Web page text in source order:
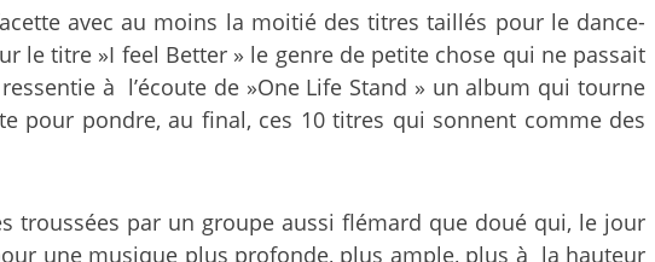
avec au moins la moitié des titres taillés pour le dance-
titre »I feel Better » le genre de petite chose qui ne passait
à l’écoute de »One Life Stand » un album qui tourne
pour pondre, au final, ces 10 titres qui sonnent comme des
troussées par un groupe aussi flémard que doué qui, le jour
une musique plus profonde, plus ample, plus à la hauteur